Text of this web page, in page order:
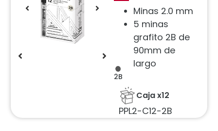
Minas 2.0 mm
5 minas
grafito 2B de
90mm de
largo
2B
Caja x12
PPL2-C12-2B